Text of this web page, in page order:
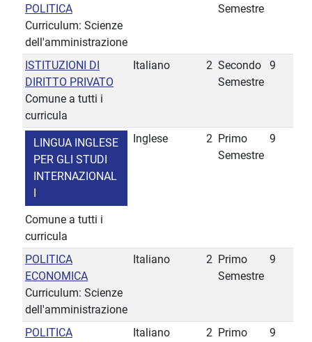
POLITICA
Curriculum: Scienze
dell'amministrazione
Semestre
ISTITUZIONI DI
DIRITTO PRIVATO
Comune a tutti i
curricula
Italiano 2 Secondo
Semestre
9
LINGUA INGLESE
PER GLI STUDI
INTERNAZIONAL
Comune a tutti i
curricula
Inglese 2 Primo
Semestre
9
POLITICA
ECONOMICA
Curriculum: Scienze
dell'amministrazione
Italiano 2 Primo
Semestre
9
POLITICA
Italiano 2 Primo
9